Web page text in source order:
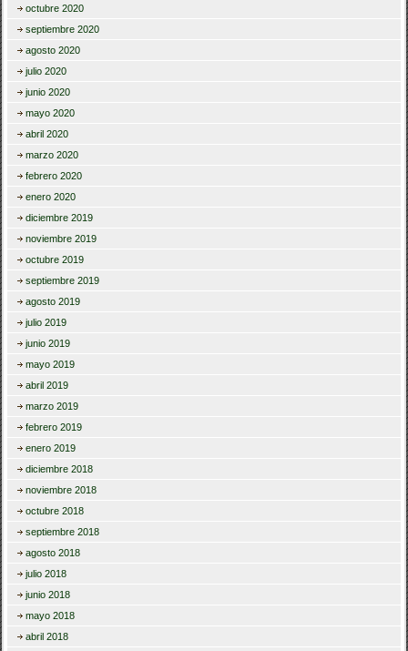
octubre 2020
septiembre 2020
agosto 2020
julio 2020
junio 2020
mayo 2020
abril 2020
marzo 2020
febrero 2020
enero 2020
diciembre 2019
noviembre 2019
octubre 2019
septiembre 2019
agosto 2019
julio 2019
junio 2019
mayo 2019
abril 2019
marzo 2019
febrero 2019
enero 2019
diciembre 2018
noviembre 2018
octubre 2018
septiembre 2018
agosto 2018
julio 2018
junio 2018
mayo 2018
abril 2018